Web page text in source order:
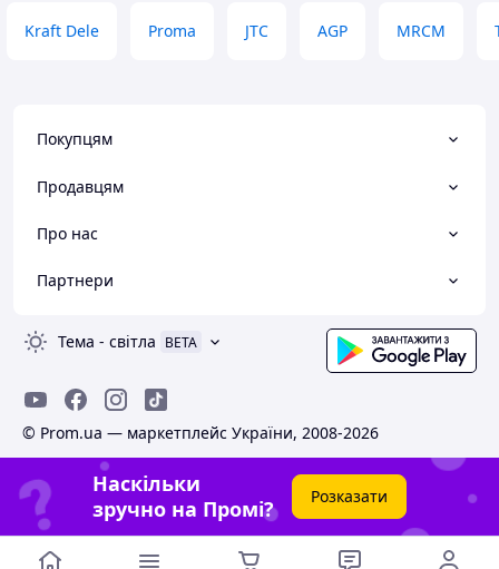
Kraft Dele Proma JTC AGP MRCM
Покупцям
Продавцям
Про нас
Партнери
Тема - світла BETA
© Prom.ua — маркетплейс України, 2008-2026
Наскільки
зручно на Промі?
Розказати